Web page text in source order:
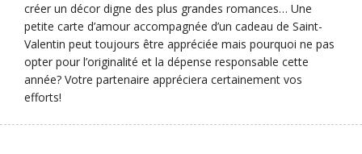
créer un décor digne des plus grandes romances… Une
petite carte d’amour accompagnée d’un cadeau de Saint-
Valentin peut toujours être appréciée mais pourquoi ne pas
opter pour l’originalité et la dépense responsable cette
année? Votre partenaire appréciera certainement vos
efforts!